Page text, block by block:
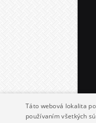
Táto webová lokalita
používaním všetkých